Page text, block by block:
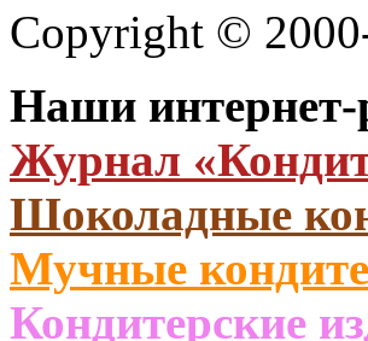
Copyright ©
Наши интернет-
Журнал
Шоколадные
Мучные
Кондитерские